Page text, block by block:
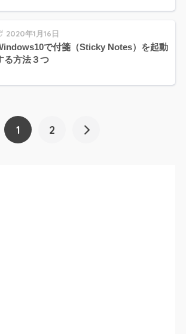
2020年1月16日
で付箋（Sticky Notes）を起動
る方法３つ
1 2